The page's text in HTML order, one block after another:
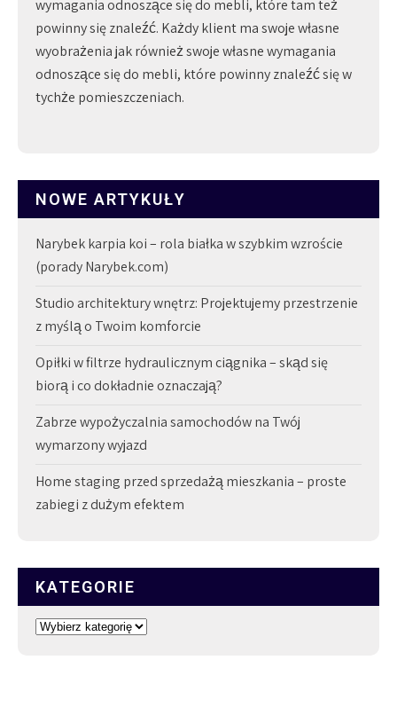
wymagania odnoszące się do mebli, które tam też
powinny się znaleźć. Każdy klient ma swoje własne
wyobrażenia jak również swoje własne wymagania
odnoszące się do mebli, które powinny znaleźć się w
tychże pomieszczeniach.
NOWE ARTYKUŁY
Narybek karpia koi – rola białka w szybkim wzroście
(porady Narybek.com)
Studio architektury wnętrz: Projektujemy przestrzenie
z myślą o Twoim komforcie
Opiłki w filtrze hydraulicznym ciągnika – skąd się
biorą i co dokładnie oznaczają?
Zabrze wypożyczalnia samochodów na Twój
wymarzony wyjazd
Home staging przed sprzedażą mieszkania – proste
zabiegi z dużym efektem
KATEGORIE
Kategorie